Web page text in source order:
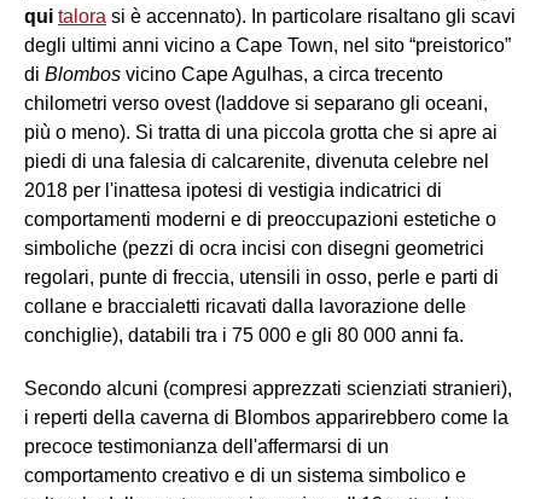
qui talora si è accennato). In particolare risaltano gli scavi
degli ultimi anni vicino a Cape Town, nel sito “preistorico”
di Blombos vicino Cape Agulhas, a circa trecento
chilometri verso ovest (laddove si separano gli oceani,
più o meno). Si tratta di una piccola grotta che si apre ai
piedi di una falesia di calcarenite, divenuta celebre nel
2018 per l'inattesa ipotesi di vestigia indicatrici di
comportamenti moderni e di preoccupazioni estetiche o
simboliche (pezzi di ocra incisi con disegni geometrici
regolari, punte di freccia, utensili in osso, perle e parti di
collane e braccialetti ricavati dalla lavorazione delle
conchiglie), databili tra i 75 000 e gli 80 000 anni fa.
Secondo alcuni (compresi apprezzati scienziati stranieri),
i reperti della caverna di Blombos apparirebbero come la
precoce testimonianza dell'affermarsi di un
comportamento creativo e di un sistema simbolico e